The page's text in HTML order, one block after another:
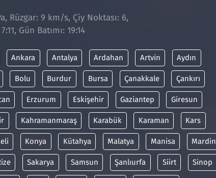
Rüzgar: 9 km/s, Çiy Noktası: 6,
Gün Batımı: 19:14
Ankara Antalya Ardahan Artvin Aydın
Bolu Burdur Bursa Çanakkale Çankırı
Erzurum Eskişehir Gaziantep Giresun
Kahramanmaraş Karabük Karaman Kars
Konya Kütahya Malatya Manisa Mardin
Sakarya Samsun Şanlıurfa Siirt Sinop